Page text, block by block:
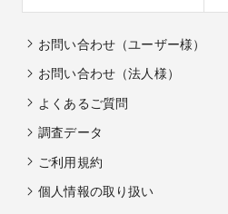
お問い合わせ（ユーザー様）
お問い合わせ（法人様）
よくあるご質問
調査データ
ご利用規約
個人情報の取り扱い